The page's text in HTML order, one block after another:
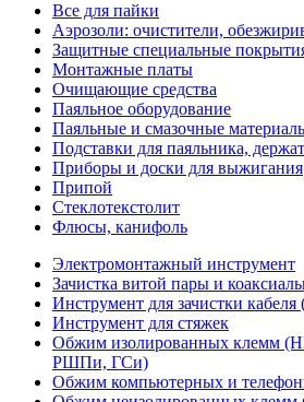
Все для пайки
Аэрозоли: очистители,
Защитные специальные
Монтажные платы
Очищающие средства
Паяльное оборудование
Паяльные и смазочные
Подставки для паяльника,
Приборы и доски для выжигания
Припой
Стеклотекстолит
Флюсы, канифоль
Электромонтажный инструмент
Зачистка витой пары и
Инструмент для зачистки
Инструмент для стяжек
Обжим изолированных клемм
РШПи, ГСи)
Обжим компьютерных и